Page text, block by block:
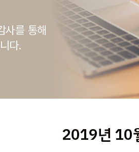
사를 통해
다.
2019년 10